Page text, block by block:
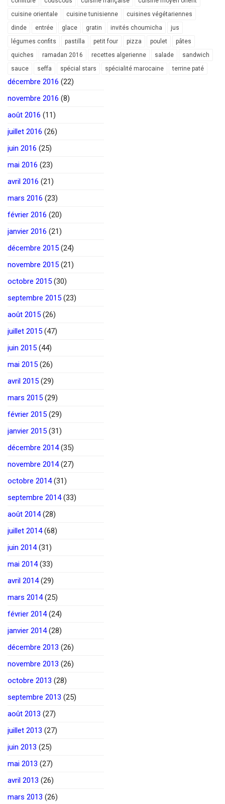
cuisine orientale
cuisine tunisienne
cuisines végétariennes
dinde
entrée glace gratin invités choumicha
jus
légumes confits
pastilla petit four pizza poulet
pâtes
quiches
ramadan 2016 recettes algerienne salade
sandwich
sauce
seffa spécial stars spécialité marocaine terrine paté
décembre 2016 (22)
novembre 2016 (8)
août 2016 (11)
juillet 2016 (26)
juin 2016 (25)
mai 2016 (23)
avril 2016 (21)
mars 2016 (23)
février 2016 (20)
janvier 2016 (21)
décembre 2015 (24)
novembre 2015 (21)
octobre 2015 (30)
septembre 2015 (23)
août 2015 (26)
juillet 2015 (47)
juin 2015 (44)
mai 2015 (26)
avril 2015 (29)
mars 2015 (29)
février 2015 (29)
janvier 2015 (31)
décembre 2014(35)
novembre 2014(27)
octobre 2014(31)
septembre 2014(33)
août 2014(28)
juillet 2014(68)
juin 2014(31)
mai 2014(33)
avril 2014(29)
mars 2014(25)
février 2014(24)
janvier 2014(28)
décembre 2013 (26)
novembre 2013 (26)
octobre 2013 (28)
septembre 2013 (25)
août 2013 (27)
juillet 2013 (27)
juin 2013 (25)
mai 2013 (27)
avril 2013 (26)
mars 2013 (26)